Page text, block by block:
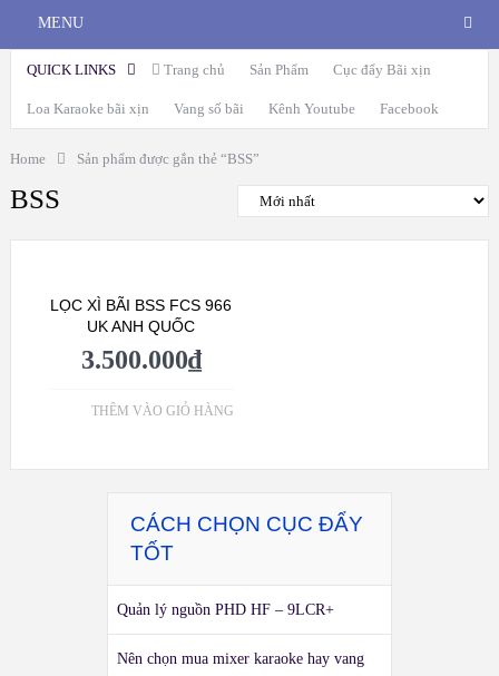
MENU
QUICK LINKS Trang chủ Sản Phẩm Cục đẩy Bãi xịn
Loa Karaoke bãi xịn Vang số bãi Kênh Youtube Facebook
Home Sản phẩm được gắn thẻ “BSS”
BSS
LỌC XÌ BÃI BSS FCS 966
UK ANH QUỐC
3.500.000₫
THÊM VÀO GIỎ HÀNG
CÁCH CHỌN CỤC ĐẨY
TỐT
Quản lý nguồn PHD HF – 9LCR+
Nên chọn mua mixer karaoke hay vang